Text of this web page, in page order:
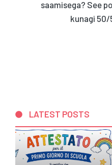
saamisega? See
kunagi 50/
LATEST POSTS